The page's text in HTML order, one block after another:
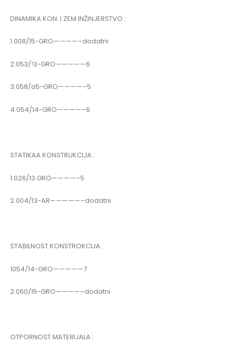
DINAMIKA KON: I ZEM INŽINJERSTVO :
1.008/15-GRO————–dodatni
2.053/!3-GRO—————6
3.058/a5-GRO————–5
4.054/14-GRO————–6
STATIKAA KONSTRUKCIJA :
1.026/13.GRO————–5
2.004/13-AR—————–dodatni
STABILNOST KONSTROKCIJA :
1054/14-GRO—————7
2.060/15-GRO————–dodatni
OTPORNOST MATERIJALA :